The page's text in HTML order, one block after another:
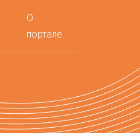
О
портале